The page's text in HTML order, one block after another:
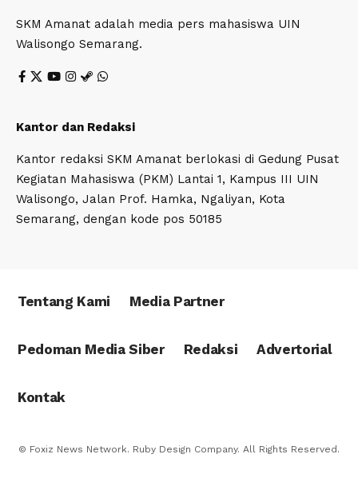
SKM Amanat adalah media pers mahasiswa UIN
Walisongo Semarang.
Kantor dan Redaksi
Kantor redaksi SKM Amanat berlokasi di Gedung Pusat
Kegiatan Mahasiswa (PKM) Lantai 1, Kampus III UIN
Walisongo, Jalan Prof. Hamka, Ngaliyan, Kota
Semarang, dengan kode pos 50185
Tentang Kami Media Partner
Pedoman Media Siber Redaksi Advertorial
Kontak
© Foxiz News Network. Ruby Design Company. All Rights Reserved.